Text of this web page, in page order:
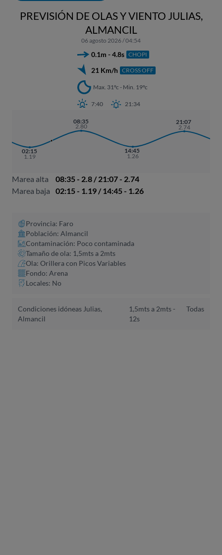
PREVISIÓN DE OLAS Y VIENTO JULIAS,
ALMANCIL
06 agosto 2026 / 04:54
0.1m - 4.8s CHOPI
21 Km/h CROSS OFF
Max. 31ºc - Min. 19ºc
7:40 21:34
02:15
1.19
08:35
2.80
14:45
1.26
21:07
2.74
Marea alta
08:35 - 2.8 / 21:07 - 2.74
Marea baja
02:15 - 1.19 / 14:45 - 1.26
Provincia: Faro
Población: Almancil
Contaminación: Poco contaminada
Tamaño de ola: 1,5mts a 2mts
Ola: Orillera con Picos Variables
Fondo: Arena
Locales: No
Condiciones idóneas Julias,
Almancil
1,5mts a 2mts -
12s
Todas